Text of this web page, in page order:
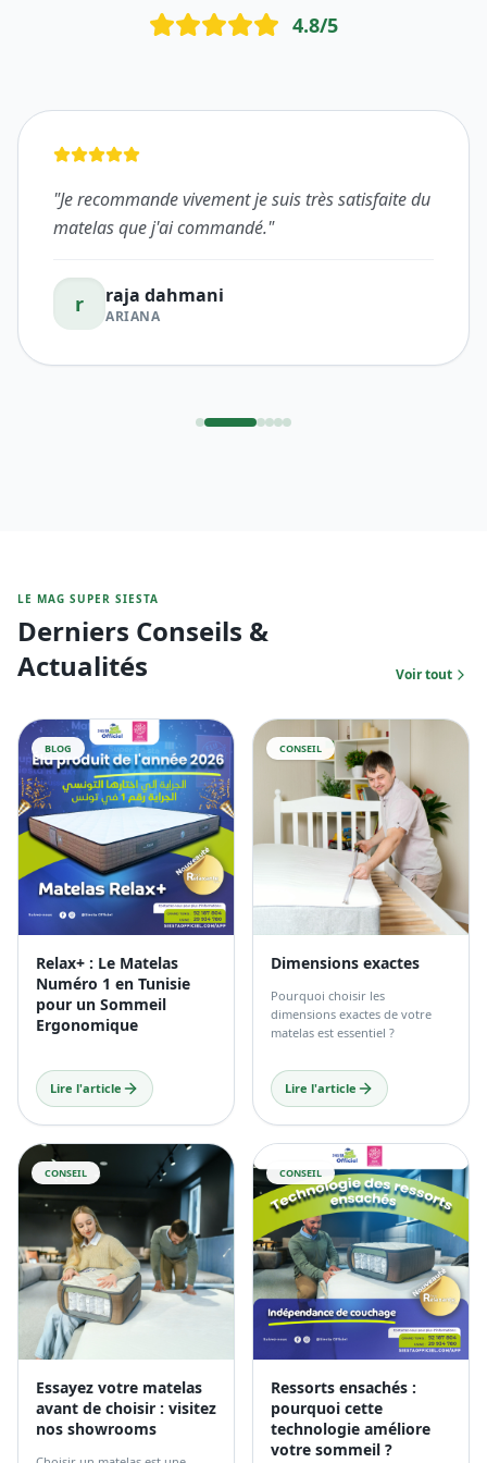
4.8/5
"Je recommande vivement je suis très satisfaite du
matelas que j'ai commandé."
r raja dahmani
ARIANA
LE MAG SUPER SIESTA
Derniers Conseils &
Actualités
Voir tout
BLOG
Relax+ : Le Matelas
Numéro 1 en Tunisie
pour un Sommeil
Ergonomique
Lire l'article
CONSEIL
Dimensions exactes
Pourquoi choisir les
dimensions exactes de votre
matelas est essentiel ?
Lire l'article
CONSEIL
Essayez votre matelas
avant de choisir : visitez
nos showrooms
CONSEIL
Ressorts ensachés :
pourquoi cette
technologie améliore
votre sommeil ?